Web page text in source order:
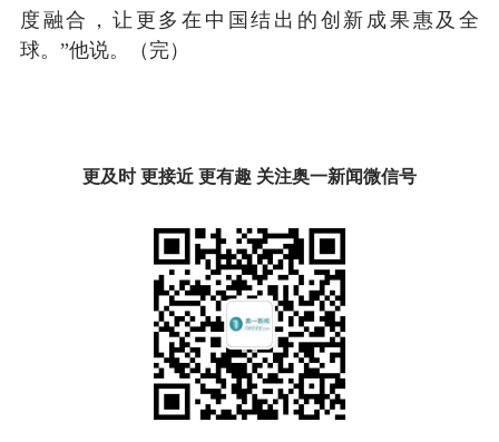
度融合，让更多在中国结出的创新成果惠及全
球。”他说。（完）
更及时 更接近 更有趣 关注奥一新闻微信号